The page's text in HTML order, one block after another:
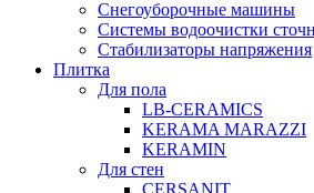
Снегоуборочные машины
Системы водоочистки
Стабилизаторы напряжения
Плитка
Для пола
LB-CERAMICS
KERAMA MARAZZI
KERAMIN
Для стен
CERSANIT